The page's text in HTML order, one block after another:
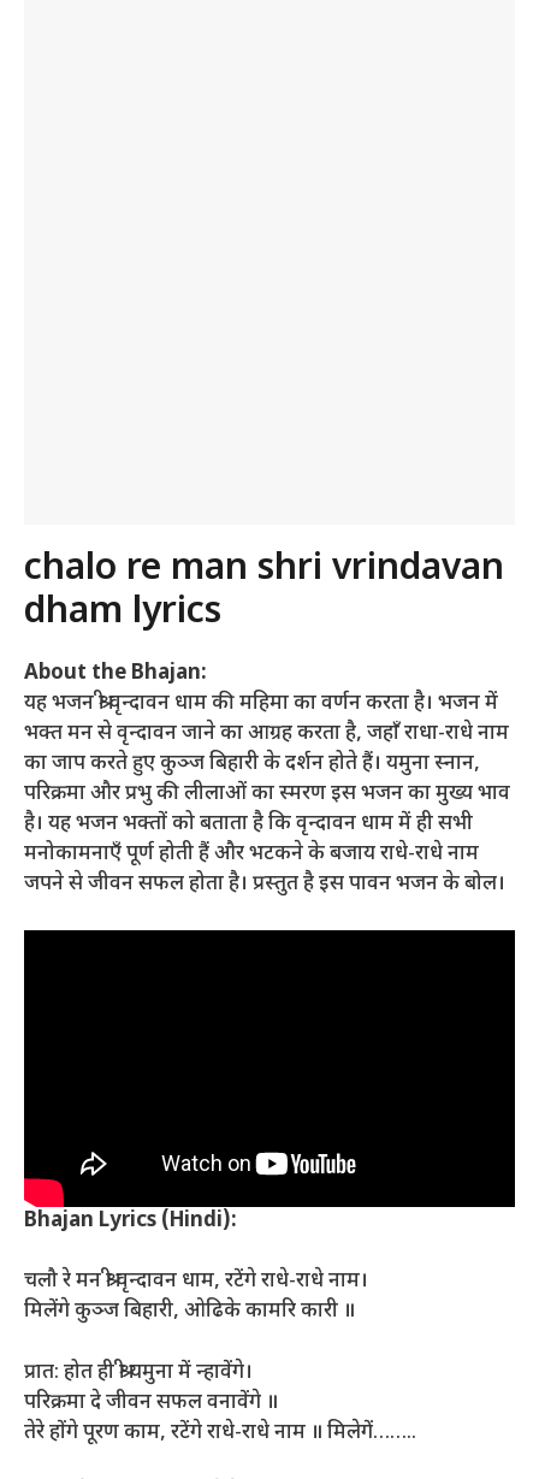
chalo re man shri vrindavan
dham lyrics
About the Bhajan:
यह भजन श्री वृन्दावन धाम की महिमा का वर्णन करता है। भजन में
भक्त मन से वृन्दावन जाने का आग्रह करता है, जहाँ राधा-राधे नाम
का जाप करते हुए कुञ्ज बिहारी के दर्शन होते हैं। यमुना स्नान,
परिक्रमा और प्रभु की लीलाओं का स्मरण इस भजन का मुख्य भाव
है। यह भजन भक्तों को बताता है कि वृन्दावन धाम में ही सभी
मनोकामनाएँ पूर्ण होती हैं और भटकने के बजाय राधे-राधे नाम
जपने से जीवन सफल होता है। प्रस्तुत है इस पावन भजन के बोल।
Bhajan Lyrics (Hindi):
चलौ रे मन श्री वृन्दावन धाम, रटेंगे राधे-राधे नाम।
मिलेंगे कुञ्ज बिहारी, ओढिके कामरि कारी ॥
प्रात: होत ही श्री यमुना में न्हावेंगे।
परिक्रमा दे जीवन सफल वनावेंगे ॥
तेरे होंगे पूरण काम, रटेंगे राधे-राधे नाम ॥ मिलेगें……..